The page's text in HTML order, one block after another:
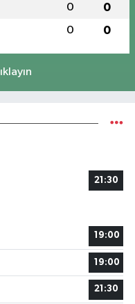
0 0
0 0
21:30
19:00
19:00
21:30